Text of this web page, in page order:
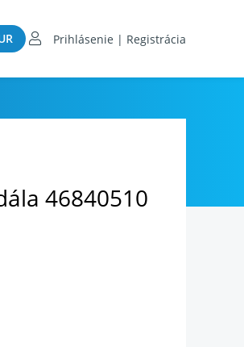
Prihlásenie | Registrácia
46840510